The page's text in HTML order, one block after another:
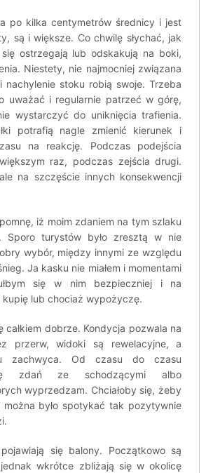
po kilka centymetrów średnicy i jest
są i większe. Co chwilę słychać, jak
ostrzegają lub odskakują na boki,
Niestety, nie najmocniej związana
nachylenie stoku robią swoje. Trzeba
uważać i regularnie patrzeć w górę,
wystarczyć do uniknięcia trafienia.
potrafią nagle zmienić kierunek i
na reakcję. Podczas podejścia
raz, podczas zejścia drugi.
na szczęście innych konsekwencji
iż moim zdaniem na tym szlaku
Sporo turystów było zresztą w nie
wybór, między innymi ze względu
Ja kasku nie miałem i momentami
się w nim bezpieczniej i na
lub chociaż wypożyczę.
całkiem dobrze. Kondycja pozwala na
przerw, widoki są rewelacyjne, a
zachwyca. Od czasu do czasu
zdań ze schodzącymi albo
wyprzedzam. Chciałoby się, żeby
było spotykać tak pozytywnie
się balony. Początkowo są
wkrótce zbliżają się w okolicę